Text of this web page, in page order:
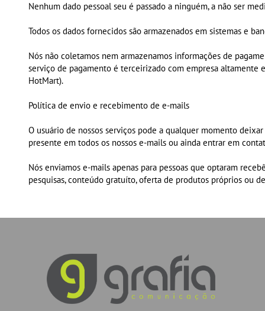
Nenhum dado pessoal seu é passado a ninguém, a não ser
Todos os dados fornecidos são armazenados em sistemas e
Nós não coletamos nem armazenamos informações de
serviço de pagamento é terceirizado com empresa altamente
HotMart).
Política de envio e recebimento de e-mails
O usuário de nossos serviços pode a qualquer momento
presente em todos os nossos e-mails ou ainda entrar em
Nós enviamos e-mails apenas para pessoas que optaram
pesquisas, conteúdo gratuíto, oferta de produtos próprios ou